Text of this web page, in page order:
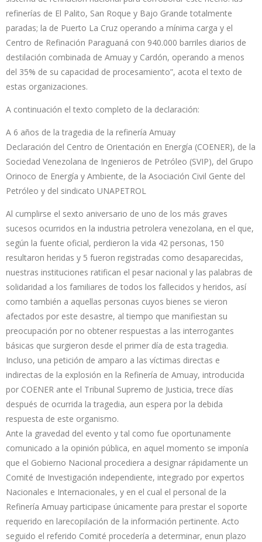
refinerías de El Palito, San Roque y Bajo Grande totalmente
paradas; la de Puerto La Cruz operando a mínima carga y el
Centro de Refinación Paraguaná con 940.000 barriles diarios de
destilación combinada de Amuay y Cardón, operando a menos
del 35% de su capacidad de procesamiento”, acota el texto de
estas organizaciones.
A continuación el texto completo de la declaración:
A 6 años de la tragedia de la refinería Amuay
Declaración del Centro de Orientación en Energía (COENER), de la
Sociedad Venezolana de Ingenieros de Petróleo (SVIP), del Grupo
Orinoco de Energía y Ambiente, de la Asociación Civil Gente del
Petróleo y del sindicato UNAPETROL
Al cumplirse el sexto aniversario de uno de los más graves
sucesos ocurridos en la industria petrolera venezolana, en el que,
según la fuente oficial, perdieron la vida 42 personas, 150
resultaron heridas y 5 fueron registradas como desaparecidas,
nuestras instituciones ratifican el pesar nacional y las palabras de
solidaridad a los familiares de todos los fallecidos y heridos, así
como también a aquellas personas cuyos bienes se vieron
afectados por este desastre, al tiempo que manifiestan su
preocupación por no obtener respuestas a las interrogantes
básicas que surgieron desde el primer día de esta tragedia.
Incluso, una petición de amparo a las víctimas directas e
indirectas de la explosión en la Refinería de Amuay, introducida
por COENER ante el Tribunal Supremo de Justicia, trece días
después de ocurrida la tragedia, aun espera por la debida
respuesta de este organismo.
Ante la gravedad del evento y tal como fue oportunamente
comunicado a la opinión pública, en aquel momento se imponía
que el Gobierno Nacional procediera a designar rápidamente un
Comité de Investigación independiente, integrado por expertos
Nacionales e Internacionales, y en el cual el personal de la
Refinería Amuay participase únicamente para prestar el soporte
requerido en larecopilación de la información pertinente. Acto
seguido el referido Comité procedería a determinar, enun plazo